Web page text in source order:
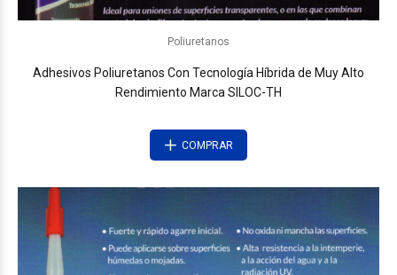
Poliuretanos
Adhesivos Poliuretanos Con Tecnología Híbrida de Muy Alto
Rendimiento Marca SILOC-TH
COMPRAR